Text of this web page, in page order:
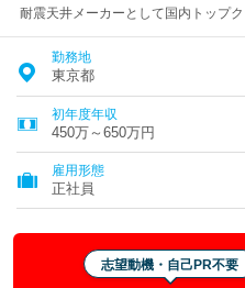
耐震天井メーカーとして国内トップ
勤務地
東京都
初年度年収
450万～650万円
雇用形態
正社員
志望動機・自己PR不要